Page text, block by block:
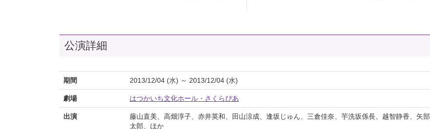
公演詳細
期間 2013/12/04 (水) ～ 2013/12/04 (水)
劇場 はつかいち文化ホール・さくらぴあ
出演
藤山直美、高畑淳子、赤井英和、田山涼成、逢坂じゅん、三倉佳奈、芋洗坂係長、越智静香、矢部
太郎、ほか